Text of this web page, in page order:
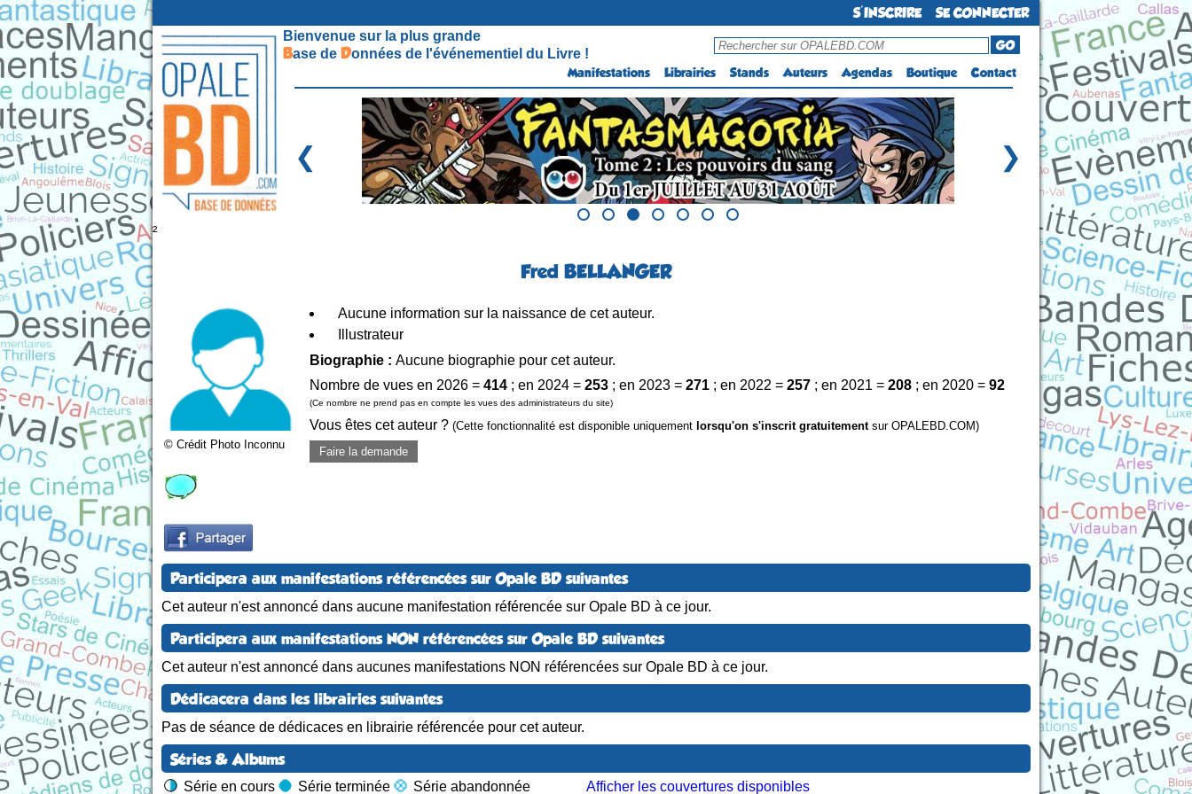
S'INSCRIRE
SE CONNECTER
Bienvenue sur la plus grande
Base de Données de l'événementiel du Livre !
GO
Manifestations
Librairies Stands Auteurs Agendas Boutique Contact
❮ ❯
²
Fred BELLANGER
© Crédit Photo Inconnu
Aucune information sur la naissance de cet auteur.
Illustrateur
Biographie : Aucune biographie pour cet auteur.
Nombre de vues en 2026 = 414 ; en 2024 = 253 ; en 2023 = 271 ; en 2022 = 257 ; en 2021 = 208 ; en 2020 = 92
(Ce nombre ne prend pas en compte les vues des administrateurs du site)
Vous êtes cet auteur ? (Cette fonctionnalité est disponible uniquement lorsqu'on s'inscrit gratuitementsur OPALEBD.COM)
Faire la demande
Participera aux manifestations référencées sur Opale BD suivantes
Cet auteur n'est annoncé dans aucune manifestation référencée sur Opale BD à ce jour.
Participera aux manifestations NON référencées sur Opale BD suivantes
Cet auteur n'est annoncé dans aucunes manifestations NON référencées sur Opale BD à ce jour.
Dédicacera dans les librairies suivantes
Pas de séance de dédicaces en librairie référencée pour cet auteur.
Séries & Albums
Série en cours Série terminée Série abandonnée Afficher les couvertures disponibles